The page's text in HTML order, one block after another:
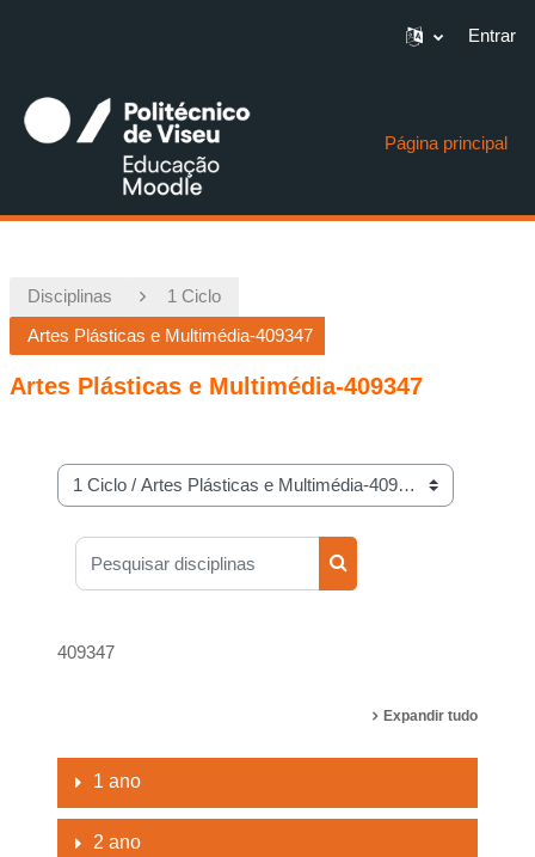
Entrar
Página principal
Disciplinas
1 Ciclo
Artes Plásticas e Multimédia-409347
Artes Plásticas e Multimédia-409347
Categorias de disciplinas
Pesquisar disciplinas
Pesquisar disciplinas
409347
Expandir tudo
1 ano
2 ano